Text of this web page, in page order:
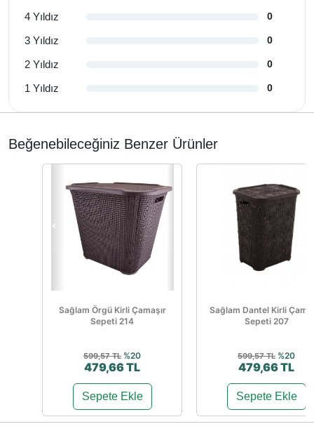
4 Yıldız 0
3 Yıldız 0
2 Yıldız 0
1 Yıldız 0
Beğenebileceğiniz Benzer Ürünler
Sağlam Örgü Kirli Çamaşır
Sepeti 214
599,57 TL %20
479,66 TL
Sepete Ekle
Sağlam Dantel Kirli
Sepeti 207
599,57 TL %20
479,66 TL
Sepete Ekle